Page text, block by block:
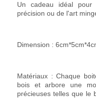
Un cadeau idéal pour
précision ou de l'art
Dimension :
Matériaux : Chaque
bois et arbore une
précieuses telles que le